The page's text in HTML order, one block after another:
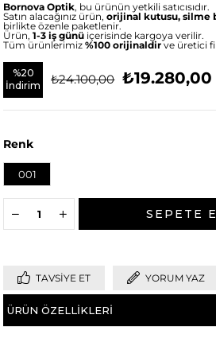
Bornova Optik, bu ürünün yetkili satıcısıdır.
Satın alacağınız ürün,orijinal kutusu, silme
birlikte özenle paketlenir.
Ürün,1-3 iş günü içerisinde kargoya verilir.
Tüm ürünlerimiz%100 orijinaldirve üretici
%20
İndirim
₺24.100,00 ₺19.280,00
Renk
001
TAVSIYE ET YORUM YAZ
ÜRÜN ÖZELLIKLERI